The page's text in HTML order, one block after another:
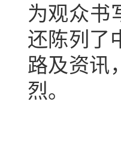
为观众书
还陈列了
路及资讯，
烈。